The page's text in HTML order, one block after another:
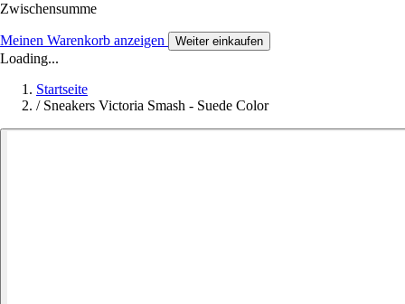
Zwischensumme
Meinen Warenkorb anzeigen Weiter einkaufen
Loading...
Startseite
/ Sneakers Victoria Smash - Suede Color